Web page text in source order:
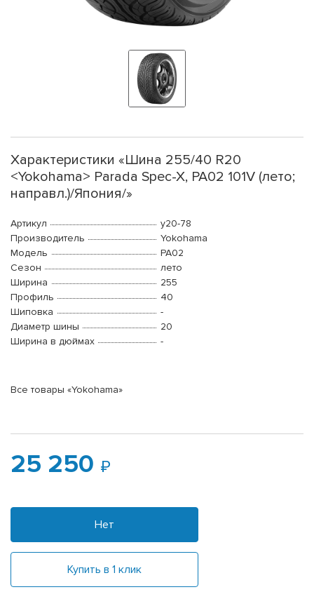
Характеристики «Шина 255/40 R20
<Yokohama> Parada Spec-X, PA02 101V (лето;
направл.)/Япония/»
Артикул
y20-78
Производитель
Yokohama
Модель
PA02
Сезон
лето
Ширина
255
Профиль
40
Шиповка
-
Диаметр шины
20
Ширина в дюймах
-
Все товары «Yokohama»
25 250
Нет
Купить в 1 клик